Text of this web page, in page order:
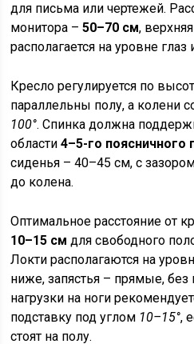
для письма или чертежей.
монитора –50–70 см,
располагается на уровне
Кресло регулируется по
параллельны полу, а колени
100°. Спинка должна
области4–5-го поясничного
сиденья – 40–45 см, с
до колена.
Оптимальное расстояние от
10–15 см для свободного
Локти располагаются на
ниже, запястья – прямые,
нагрузки на ноги
подставку под углом 10–15°,
стоят на полу.